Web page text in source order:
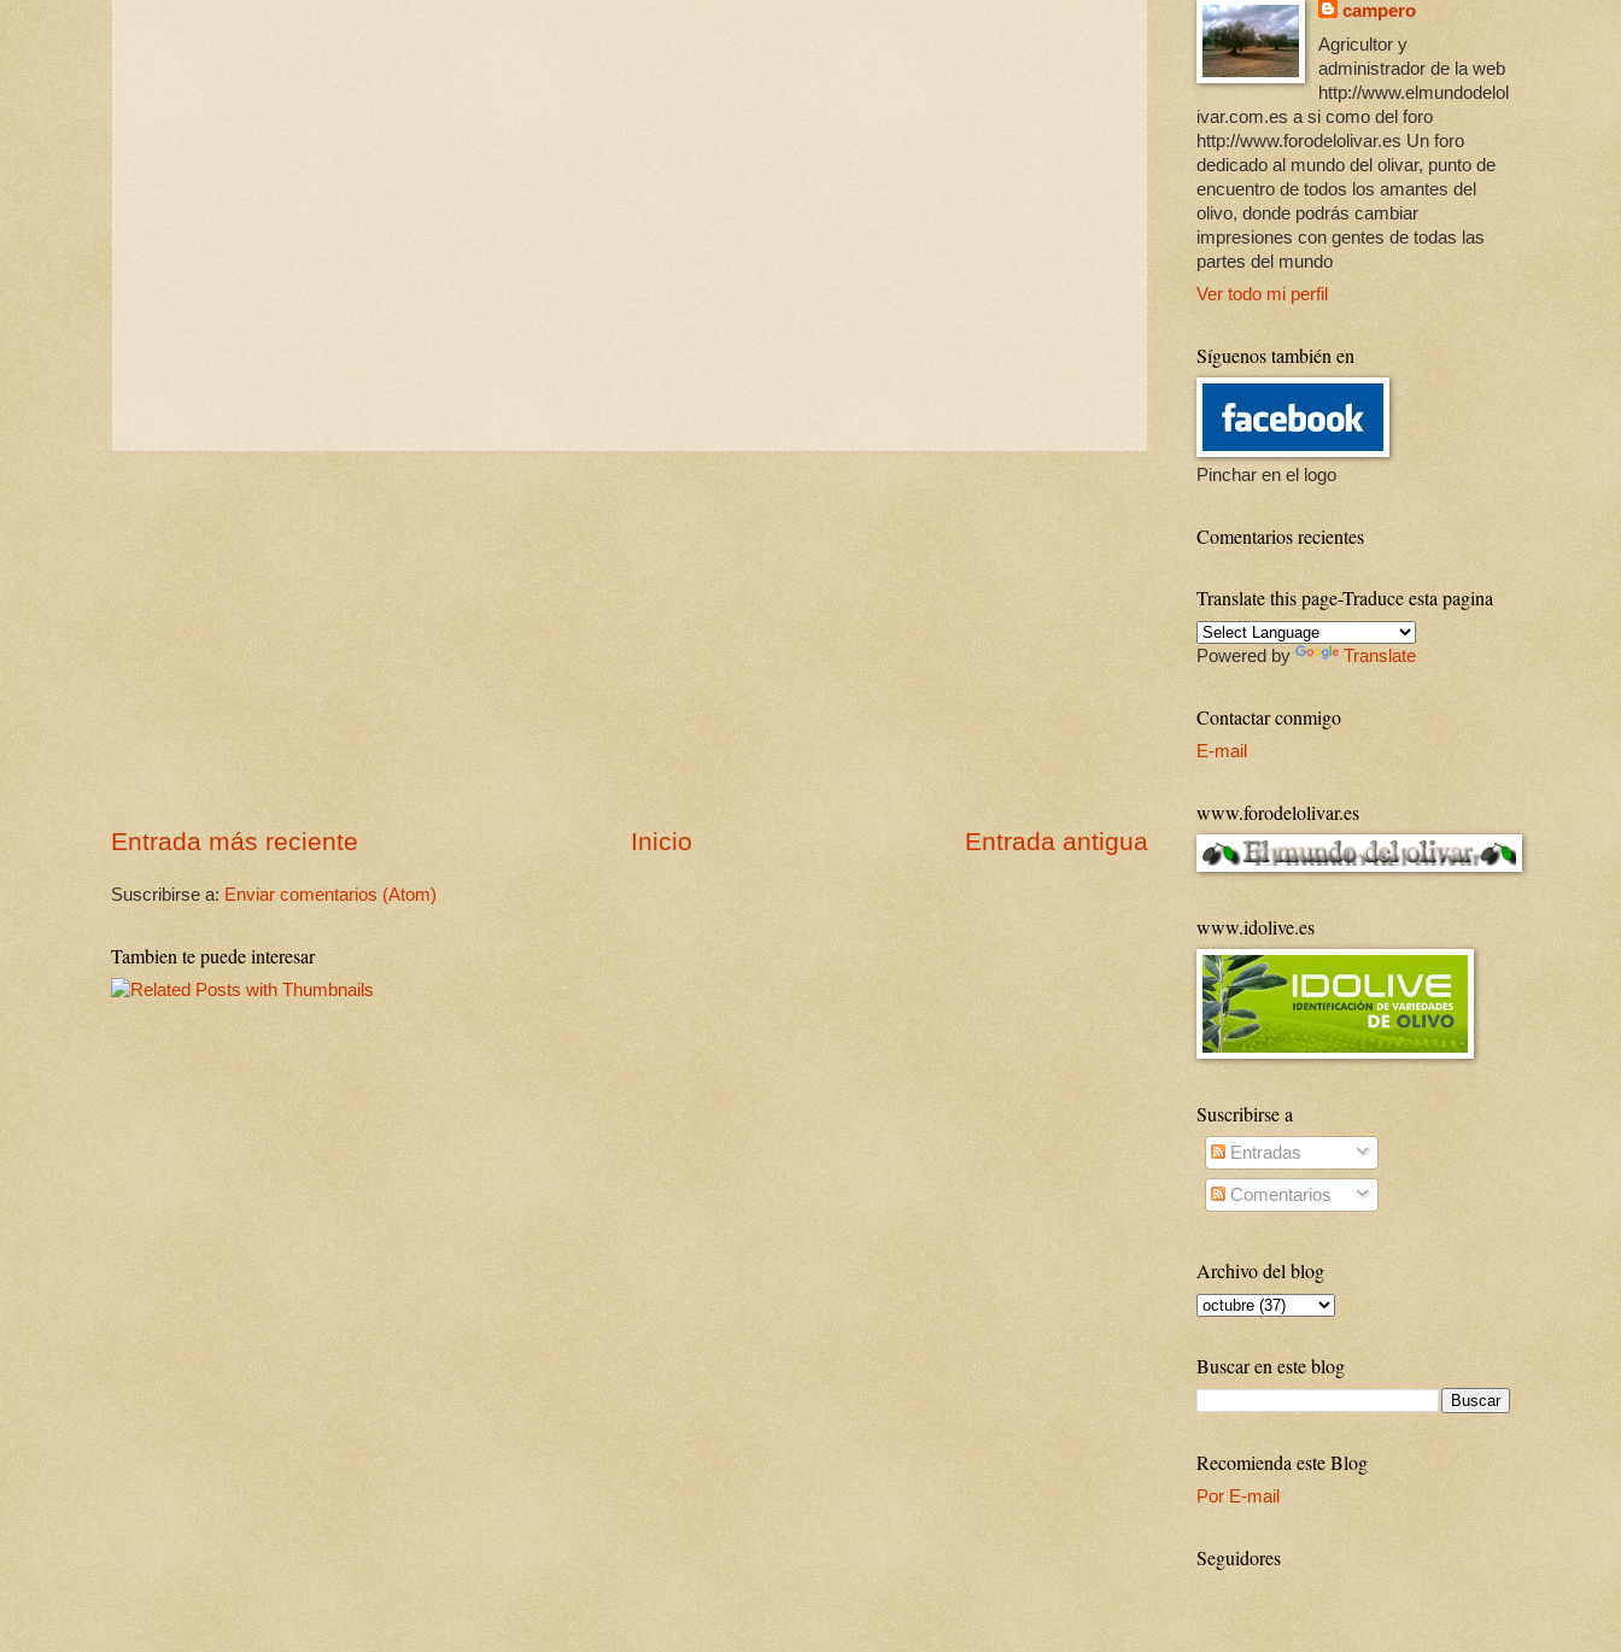
Entrada más reciente Entrada antigua
Inicio
Suscribirse a: Enviar comentarios (Atom)
Tambien te puede interesar
campero
Agricultor y
administrador de la web
http://www.elmundodelol
ivar.com.es a si como del foro
http://www.forodelolivar.es Un foro
dedicado al mundo del olivar, punto de
encuentro de todos los amantes del
olivo, donde podrás cambiar
impresiones con gentes de todas las
partes del mundo
Ver todo mi perfil
Síguenos también en
Pinchar en el logo
Comentarios recientes
Translate this page-Traduce esta pagina
Powered by Translate
Contactar conmigo
E-mail
www.forodelolivar.es
www.idolive.es
Suscribirse a
Entradas
Comentarios
Archivo del blog
Buscar en este blog
Recomienda este Blog
Por E-mail
Seguidores